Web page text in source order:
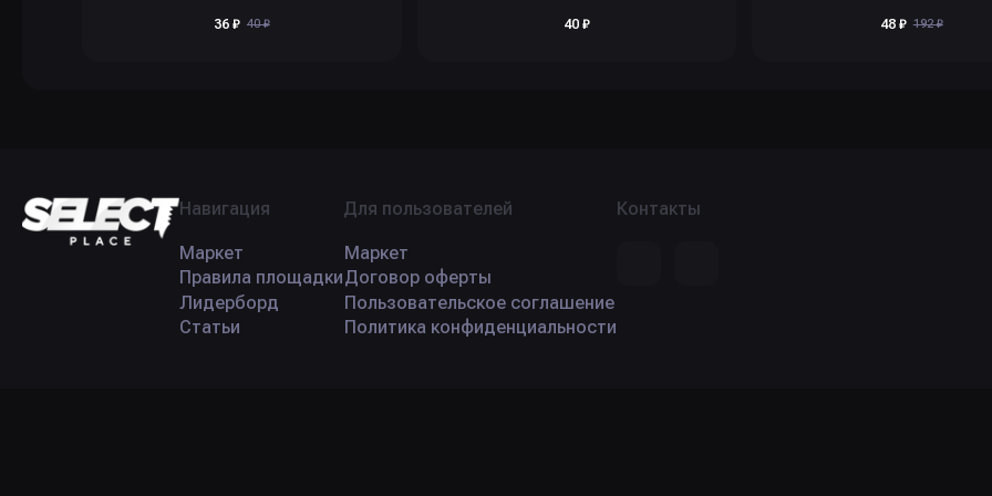
36 ₽ 40 ₽ 40 ₽ 48 ₽ 192 ₽
Навигация
Маркет
Правила площадки
Лидерборд
Статьи
Для пользователей
Маркет
Договор оферты
Пользовательское соглашение
Политика конфиденциальности
Контакты